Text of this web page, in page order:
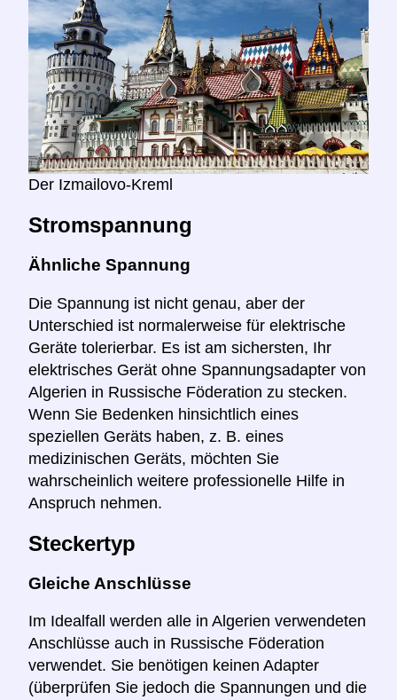
Der Izmailovo-Kreml
Stromspannung
Ähnliche Spannung
Die Spannung ist nicht genau, aber der
Unterschied ist normalerweise für elektrische
Geräte tolerierbar. Es ist am sichersten, Ihr
elektrisches Gerät ohne Spannungsadapter von
Algerien in Russische Föderation zu stecken.
Wenn Sie Bedenken hinsichtlich eines
speziellen Geräts haben, z. B. eines
medizinischen Geräts, möchten Sie
wahrscheinlich weitere professionelle Hilfe in
Anspruch nehmen.
Steckertyp
Gleiche Anschlüsse
Im Idealfall werden alle in Algerien verwendeten
Anschlüsse auch in Russische Föderation
verwendet. Sie benötigen keinen Adapter
(überprüfen Sie jedoch die Spannungen und die